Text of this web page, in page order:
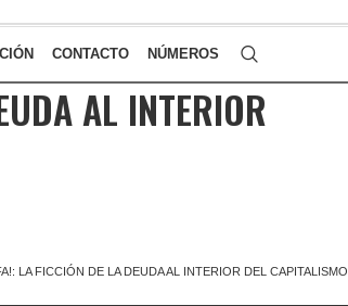
CONTACTO NÚMEROS
AL INTERIOR
LA FICCIÓN DE LA DEUDA AL INTERIOR DEL CAPITALISMO